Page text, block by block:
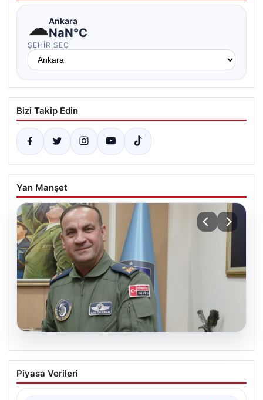
☁Ankara
NaN°C
ŞEHIR SEÇ
Bizi Takip Edin
Yan Manşet
Rafet Dalkıran Kimdir? Türkiye’nin Yeni
Hava Kuvvetleri Komutanı Hakkında
Piyasa Verileri